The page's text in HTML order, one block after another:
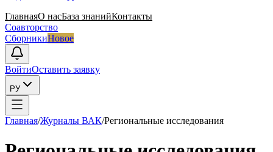
ГлавнаяО насБаза знанийКонтакты
Соавторство
СборникиНовое
ВойтиОставить заявку
РУ
Главная/Журналы ВАК/Региональные исследования